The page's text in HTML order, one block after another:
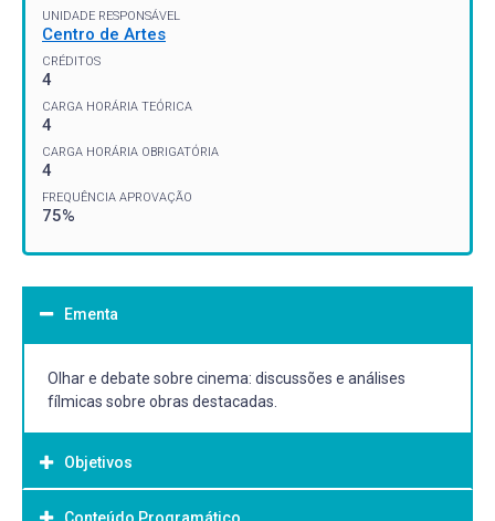
UNIDADE RESPONSÁVEL
Centro de Artes
CRÉDITOS
4
CARGA HORÁRIA TEÓRICA
4
CARGA HORÁRIA OBRIGATÓRIA
4
FREQUÊNCIA APROVAÇÃO
75%
Ementa
Olhar e debate sobre cinema: discussões e análises
fílmicas sobre obras destacadas.
Objetivos
Conteúdo Programático